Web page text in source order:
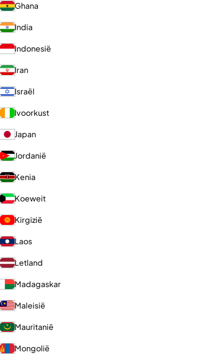
Ghana
India
Indonesië
Iran
Israël
Ivoorkust
Japan
Jordanië
Kenia
Koeweit
Kirgizië
Laos
Letland
Madagaskar
Maleisië
Mauritanië
Mongolië